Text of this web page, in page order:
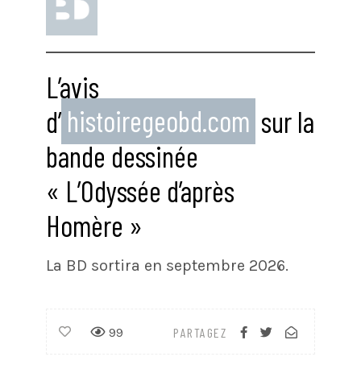
L’avis
d’ histoiregeobd.com sur la
bande dessinée
« L’Odyssée d’après
Homère »
La BD sortira en septembre 2026.
PARTAGEZ
99